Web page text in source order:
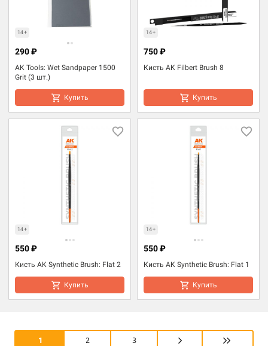
14+
AK Tools: Wet Sandpaper 1500
Grit (3 шт.)
290 ₽
Купить
14+
Кисть AK Filbert Brush 8
750 ₽
Купить
14+
Кисть AK Synthetic Brush: Flat 2
550 ₽
Купить
14+
Кисть AK Synthetic Brush: Flat 1
550 ₽
Купить
1 2 3